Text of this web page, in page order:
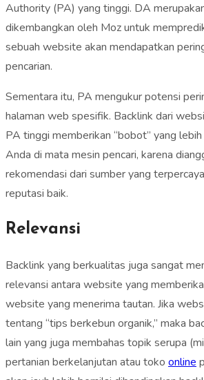
Authority (PA) yang tinggi. DA
dikembangkan oleh Moz untuk
sebuah website akan mendapatkan
pencarian.
Sementara itu, PA mengukur potensi
halaman web spesifik. Backlink dari
PA tinggi memberikan “bobot” yang
Anda di mata mesin pencari, karena
rekomendasi dari sumber yang
reputasi baik.
Relevansi
Backlink yang berkualitas juga sangat
relevansi antara website yang
website yang menerima tautan. Jika
tentang “tips berkebun organik,” maka
lain yang juga membahas topik serupa
pertanian berkelanjutan atau toko online